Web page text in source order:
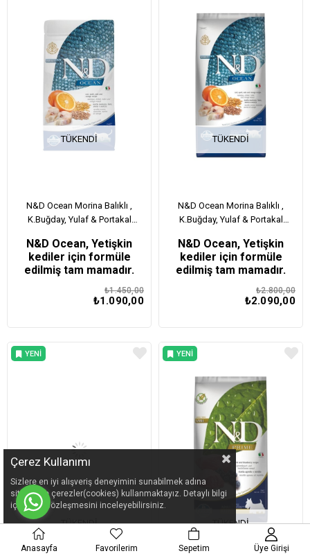
TÜKENDI
N&D Ocean Morina Balıklı ,
K.Buğday, Yulaf & Portakal
N&D Ocean, Yetişkin
kediler için formüle
edilmiş tam mamadır.​​
₺1.090,00
₺1.450,00
TÜKENDI
N&D Ocean Morina Balıklı ,
K.Buğday, Yulaf & Portakal
N&D Ocean, Yetişkin
kediler için formüle
edilmiş tam mamadır.​​
₺2.090,00
₺2.800,00
TÜKENDI
YENI
TÜKENDI
YENI
Çerez Kullanımı
Sizlere en iyi alışveriş deneyimini sunabilmek adına
sitemizde çerezler(cookies) kullanmaktayız. Detaylı bilgi
için Kvkk sözleşmesini inceleyebilirsiniz.
Anasayfa Favorilerim Sepetim Üye Girişi